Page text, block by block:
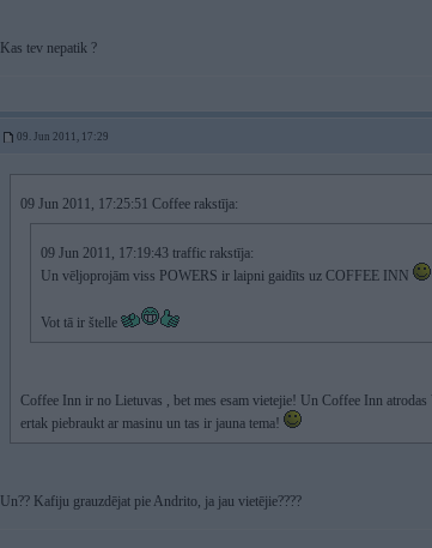
Kas tev nepatik ?
09. Jun 2011, 17:29
09 Jun 2011, 17:25:51 Coffee rakstīja:
09 Jun 2011, 17:19:43 traffic rakstīja:
Un vēljoprojām viss POWERS ir laipni gaidīts uz COFFEE INN
Vot tā ir štelle
Coffee Inn ir no Lietuvas , bet mes esam vietejie! Un Coffee Inn
ertak piebraukt ar masinu un tas ir jauna tema!
Un?? Kafiju grauzdējat pie Andrito, ja jau vietējie????